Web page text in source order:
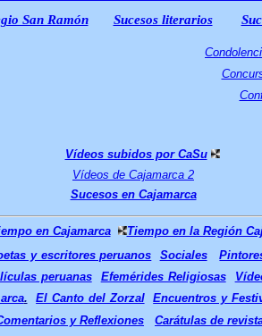
San Ramón
Sucesos literarios
Vídeos subidos por CaSu
Vídeos de Cajamarca 2
Sucesos en Cajamarca
en Cajamarca Tiempo en la Región
y escritores peruanos Sociales
peruanas Efemérides Religiosas
. El Canto del Zorzal Encuentros y
y Reflexiones Carátulas de